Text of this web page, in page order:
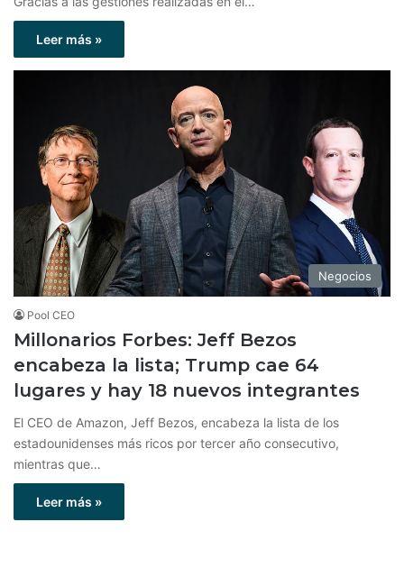
Leer más »
Negocios
Pool CEO
Millonarios Forbes: Jeff Bezos
encabeza la lista; Trump cae 64
lugares y hay 18 nuevos integrantes
El CEO de Amazon, Jeff Bezos, encabeza la lista de los
estadounidenses más ricos por tercer año consecutivo,
mientras que…
Leer más »